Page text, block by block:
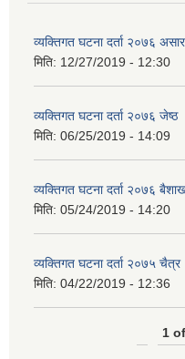
व्यक्तिगत घटना दर्ता २०७६
मिति: 12/27/2019 - 12:30
व्यक्तिगत घटना दर्ता २०७६ जेष्ठ
मिति: 06/25/2019 - 14:09
व्यक्तिगत घटना दर्ता २०७६
मिति: 05/24/2019 - 14:20
व्यक्तिगत घटना दर्ता २०७५ चैत्र
मिति: 04/22/2019 - 12:36
1